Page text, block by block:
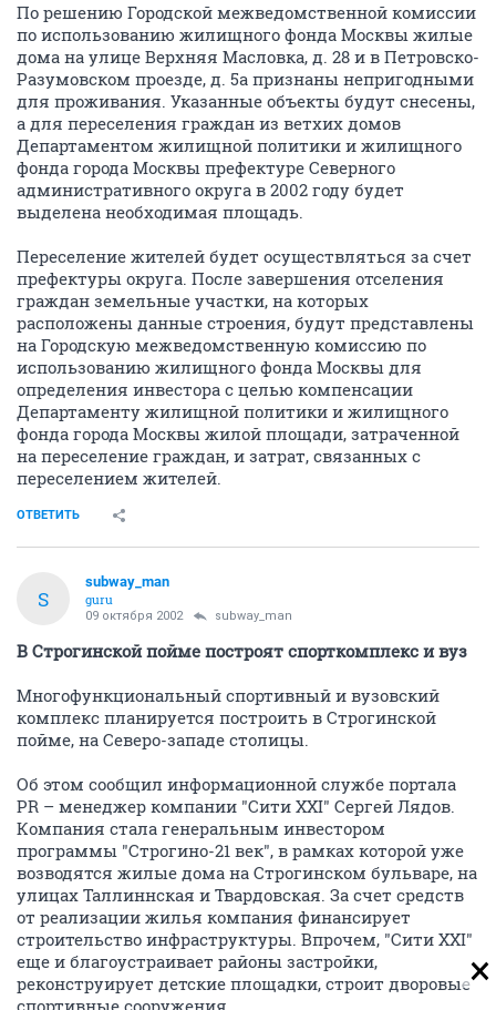
По решению Городской межведомственной комиссии
по использованию жилищного фонда Москвы жилые
дома на улице Верхняя Масловка, д. 28 и в Петровско-
Разумовском проезде, д. 5а признаны непригодными
для проживания. Указанные объекты будут снесены,
а для переселения граждан из ветхих домов
Департаментом жилищной политики и жилищного
фонда города Москвы префектуре Северного
административного округа в 2002 году будет
выделена необходимая площадь.
Переселение жителей будет осуществляться за счет
префектуры округа. После завершения отселения
граждан земельные участки, на которых
расположены данные строения, будут представлены
на Городскую межведомственную комиссию по
использованию жилищного фонда Москвы для
определения инвестора с целью компенсации
Департаменту жилищной политики и жилищного
фонда города Москвы жилой площади, затраченной
на переселение граждан, и затрат, связанных с
переселением жителей.
ОТВЕТИТЬ
S
subway_man
guru
09 октября 2002 subway_man
В Строгинской пойме построят спорткомплекс и вуз
Многофункциональный спортивный и вузовский
комплекс планируется построить в Строгинской
пойме, на Северо-западе столицы.
Об этом сообщил информационной службе портала
PR – менеджер компании "Сити XXI" Сергей Лядов.
Компания стала генеральным инвестором
программы "Строгино-21 век", в рамках которой уже
возводятся жилые дома на Строгинском бульваре, на
улицах Таллиннская и Твардовская. За счет средств
от реализации жилья компания финансирует
строительство инфраструктуры. Впрочем, "Сити XXI"
еще и благоустраивает районы застройки,
реконструирует детские площадки, строит дворовые
спортивные сооружения.